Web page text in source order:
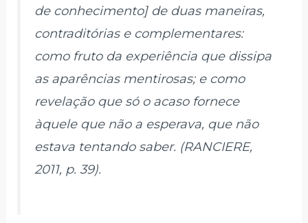
de conhecimento] de duas maneiras,
contraditórias e complementares:
como fruto da experiência que dissipa
as aparências mentirosas; e como
revelação que só o acaso fornece
àquele que não a esperava, que não
estava tentando saber. (RANCIERE,
2011, p. 39).